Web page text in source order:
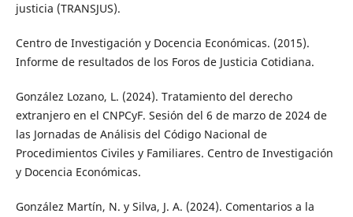
justicia (TRANSJUS).
Centro de Investigación y Docencia Económicas. (2015).
Informe de resultados de los Foros de Justicia Cotidiana.
González Lozano, L. (2024). Tratamiento del derecho
extranjero en el CNPCyF. Sesión del 6 de marzo de 2024 de
las Jornadas de Análisis del Código Nacional de
Procedimientos Civiles y Familiares. Centro de Investigación
y Docencia Económicas.
González Martín, N. y Silva, J. A. (2024). Comentarios a la